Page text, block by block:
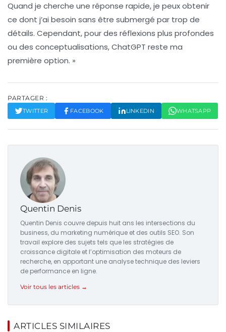
Quand je cherche une réponse rapide, je peux obtenir
ce dont j’ai besoin sans être submergé par trop de
détails. Cependant, pour des réflexions plus profondes
ou des conceptualisations,ChatGPT reste ma
première option. »
PARTAGER :
TWITTER FACEBOOK LINKEDIN WHATSAPP
Quentin Denis
Quentin Denis couvre depuis huit ans les intersections du
business, du marketing numérique et des outils SEO. Son
travail explore des sujets tels que les stratégies de
croissance digitale et l’optimisation des moteurs de
recherche, en apportant une analyse technique des leviers
de performance en ligne.
Voir tous les articles →
ARTICLES SIMILAIRES